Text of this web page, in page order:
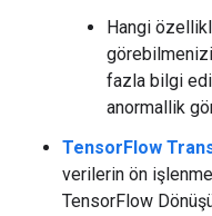
Hangi
fazla bilgi
anormallik
TensorFlow
verilerin ön
TensorFlow